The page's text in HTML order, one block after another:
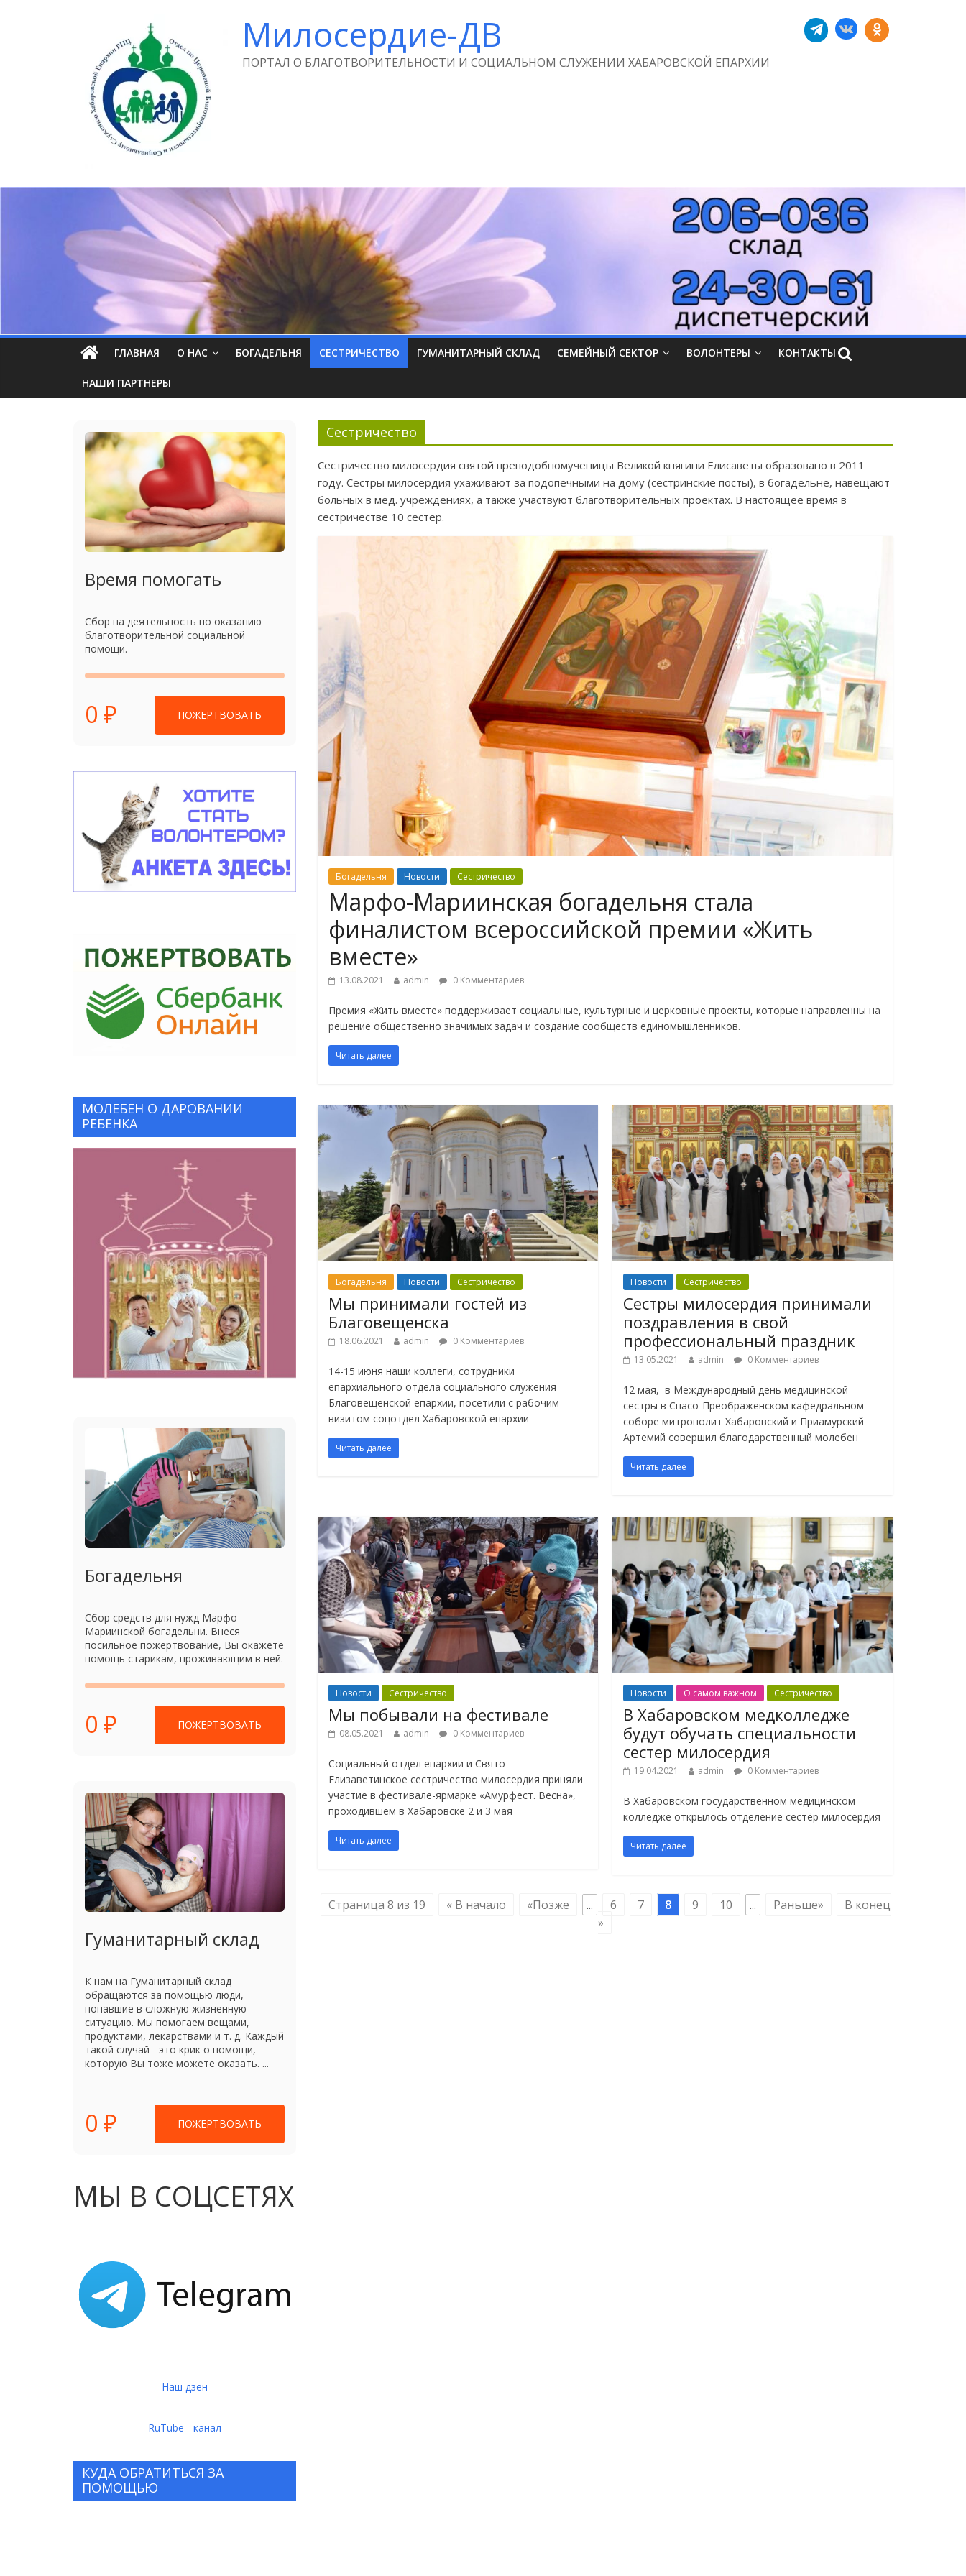
Милосердие-ДВ
ПОРТАЛ О БЛАГОТВОРИТЕЛЬНОСТИ И СОЦИАЛЬНОМ СЛУЖЕНИИ ХАБАРОВСКОЙ ЕПАРХИИ
ГЛАВНАЯ О НАС БОГАДЕЛЬНЯ СЕСТРИЧЕСТВО ГУМАНИТАРНЫЙ СКЛАД СЕМЕЙНЫЙ СЕКТОР ВОЛОНТЕРЫ КОНТАКТЫ
НАШИ ПАРТНЕРЫ
Сестричество
Сестричество милосердия святой преподобномученицы Великой княгини Елисаветы образовано в 2011
году. Сестры милосердия ухаживают за подопечными на дому (сестринские посты), в богадельне, навещают
больных в мед. учреждениях, а также участвуют благотворительных проектах. В настоящее время в
сестричестве 10 сестер.
Богадельня Новости Сестричество
Марфо-Мариинская богадельня стала
финалистом всероссийской премии «Жить
вместе»
13.08.2021 admin 0 Комментариев
Премия «Жить вместе» поддерживает социальные, культурные и церковные проекты, которые направленны на
решение общественно значимых задач и создание сообществ единомышленников.
Читать далее
Богадельня Новости Сестричество
Мы принимали гостей из
Благовещенска
18.06.2021 admin 0 Комментариев
14-15 июня наши коллеги, сотрудники
епархиального отдела социального служения
Благовещенской епархии, посетили с рабочим
визитом соцотдел Хабаровской епархии
Читать далее
Новости Сестричество
Сестры милосердия принимали
поздравления в свой
профессиональный праздник
13.05.2021 admin 0 Комментариев
12 мая, в Международный день медицинской
сестры в Спасо-Преображенском кафедральном
соборе митрополит Хабаровский и Приамурский
Артемий совершил благодарственный молебен
Читать далее
Новости Сестричество
Мы побывали на фестивале
08.05.2021 admin 0 Комментариев
Социальный отдел епархии и Свято-
Елизаветинское сестричество милосердия приняли
участие в фестивале-ярмарке «Амурфест. Весна»,
проходившем в Хабаровске 2 и 3 мая
Читать далее
Новости О самом важном Сестричество
В Хабаровском медколледже
будут обучать специальности
сестер милосердия
19.04.2021 admin 0 Комментариев
В Хабаровском государственном медицинском
колледже открылось отделение сестёр милосердия
Читать далее
Страница 8 из 19 « В начало «Позже ... 6 7 8 9 10 ... Раньше»
В конец
»
Время помогать
Сбор на деятельность по оказанию
благотворительной социальной
помощи.
0 ₽ ПОЖЕРТВОВАТЬ
МОЛЕБЕН О ДАРОВАНИИ
РЕБЕНКА
Богадельня
Сбор средств для нужд Марфо-
Мариинской богадельни. Внеся
посильное пожертвование, Вы окажете
помощь старикам, проживающим в ней.
0 ₽ ПОЖЕРТВОВАТЬ
Гуманитарный склад
К нам на Гуманитарный склад
обращаются за помощью люди,
попавшие в сложную жизненную
ситуацию. Мы помогаем вещами,
продуктами, лекарствами и т. д. Каждый
такой случай - это крик о помощи,
которую Вы тоже можете оказать. ...
0 ₽ ПОЖЕРТВОВАТЬ
МЫ В СОЦСЕТЯХ
Наш дзен
RuTube - канал
КУДА ОБРАТИТЬСЯ ЗА
ПОМОЩЬЮ